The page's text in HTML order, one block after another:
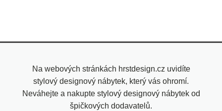
Na webových stránkách hrstdesign.cz uvidíte
stylový designový nábytek, který vás ohromí.
Neváhejte a nakupte stylový designový nábytek od
špičkových dodavatelů.